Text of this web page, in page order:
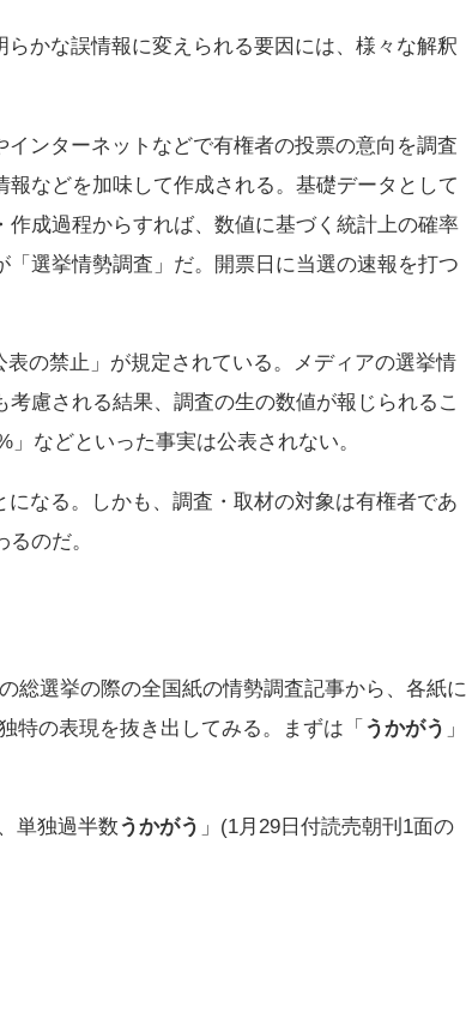
かな誤情報に変えられる要因には、様々な解釈
ンターネットなどで有権者の投票の意向を調査
などを加味して作成される。基礎データとして
成過程からすれば、数値に基づく統計上の確率
選挙情勢調査」だ。開票日に当選の速報を打つ
の禁止」が規定されている。メディアの選挙情
慮される結果、調査の生の数値が報じられるこ
などといった事実は公表されない。
なる。しかも、調査・取材の対象は有権者であ
のだ。
総選挙の際の全国紙の情勢調査記事から、各紙に
特の表現を抜き出してみる。まずは「 うかがう 」
単独過半数 うかがう 」(1月29日付読売朝刊1面の